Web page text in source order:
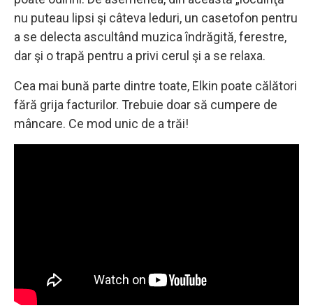
nu puteau lipsi şi câteva leduri, un casetofon pentru
a se delecta ascultând muzica îndrăgită, ferestre,
dar şi o trapă pentru a privi cerul şi a se relaxa.
Cea mai bună parte dintre toate, Elkin poate călători
fără grija facturilor. Trebuie doar să cumpere de
mâncare. Ce mod unic de a trăi!